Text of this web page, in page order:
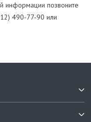
информации позвоните
490-77-90 или